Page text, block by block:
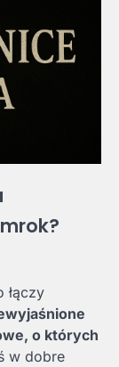
łączy
o których
w dobre